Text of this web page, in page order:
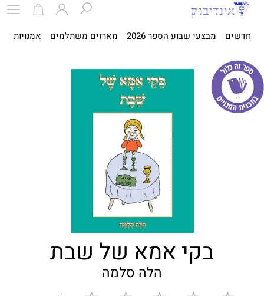
חדשים מבצעי שבוע הספר 2026 מארזים משתלמים אמנויות
בקי אמא של שבת
הלה סלמה